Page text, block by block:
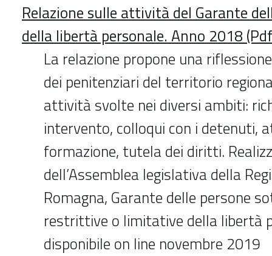
Relazione sulle attività del Garante
della libertà personale. Anno 2018
La relazione propone una
dei penitenziari del territorio
attività svolte nei diversi ambiti:
intervento, colloqui con i detenuti,
formazione, tutela dei diritti.
dell’Assemblea legislativa della
Romagna, Garante delle persone
restrittive o limitative della libertà
disponibile on line novembre 2019